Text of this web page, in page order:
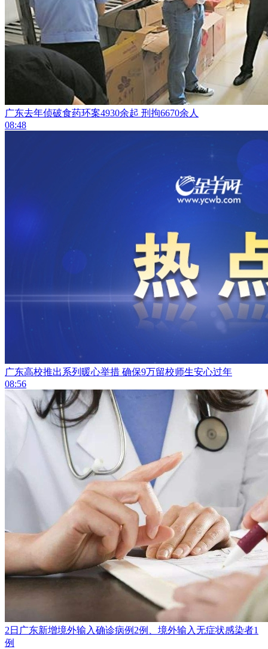
广东去年侦破食药环案4930余起 刑拘6670余人
08:48
广东高校推出系列暖心举措 确保9万留校师生安心过年
08:56
2日广东新增境外输入确诊病例2例、境外输入无症状感染者1
例